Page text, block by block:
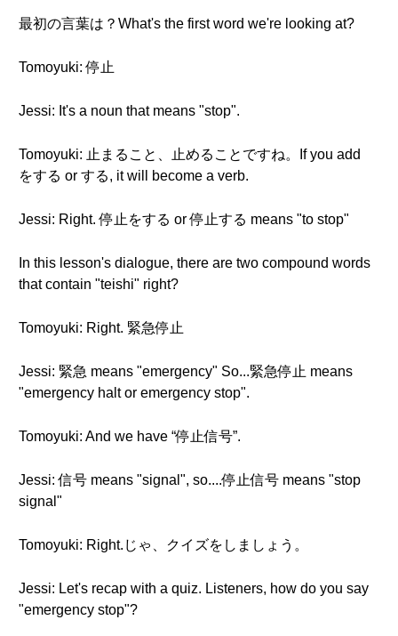
最初の言葉は？What's the first word we're looking at?
Tomoyuki: 停止
Jessi: It's a noun that means "stop".
Tomoyuki: 止まること、止めることですね。If you add
をする or する, it will become a verb.
Jessi: Right. 停止をする or 停止する means "to stop"
In this lesson's dialogue, there are two compound words
that contain "teishi" right?
Tomoyuki: Right. 緊急停止
Jessi: 緊急 means "emergency" So...緊急停止 means
"emergency halt or emergency stop".
Tomoyuki: And we have “停止信号”.
Jessi: 信号 means "signal", so....停止信号 means "stop
signal"
Tomoyuki: Right.じゃ、クイズをしましょう。
Jessi: Let's recap with a quiz. Listeners, how do you say
"emergency stop"?